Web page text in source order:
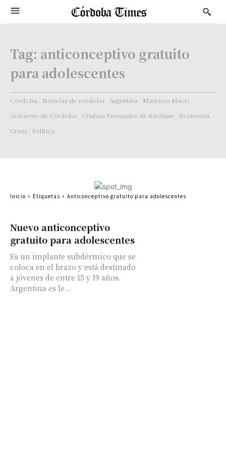
Tag: anticonceptivo gratuito
para adolescentes
Córdoba Noticias de cordoba Argentina
Mauricio Macri
Gobierno de Córdoba
Cristina Fernandez de Kirchner
Economía
Crisis
Politica
Nuevo anticonceptivo
gratuito para adolescentes
Es un implante subdérmico que se
coloca en el brazo y está destinado
a jóvenes de entre 15 y 19 años.
Argentina es le...
Inicio Etiquetas Anticonceptivo gratuito para adolescentes